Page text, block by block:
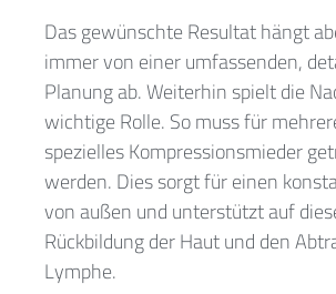
Das gewünschte Resultat hängt
immer von einer umfassenden,
Planung ab. Weiterhin spielt die
wichtige Rolle. So muss für
spezielles Kompressionsmieder
werden. Dies sorgt für einen
von außen und unterstützt auf
Rückbildung der Haut und den
Lymphe.